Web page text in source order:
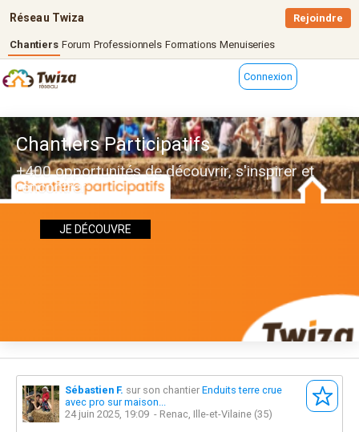
Réseau Twiza
Chantiers Forum Professionnels Formations Menuiseries
Rejoindre
Connexion
Chantiers Participatifs
+400 opportunités de découvrir, s'inspirer et
rencontrer
JE DÉCOUVRE
Sébastien F. sur son chantier Enduits terre crue
avec pro sur maison...
24 juin 2025, 19:09 - Renac, Ille-et-Vilaine (35)